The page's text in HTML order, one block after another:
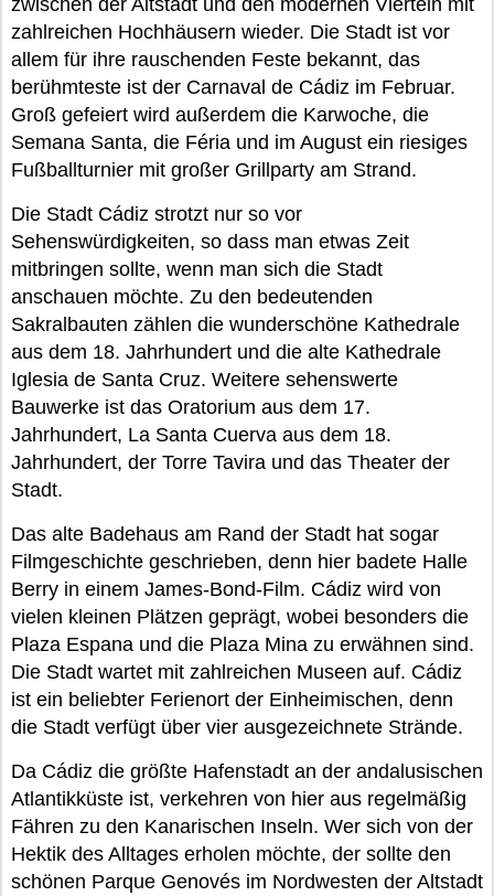
zahlreichen Hochhäusern wieder. Die Stadt ist vor
allem für ihre rauschenden Feste bekannt, das
berühmteste ist der Carnaval de Cádiz im Februar.
Groß gefeiert wird außerdem die Karwoche, die
Semana Santa, die Féria und im August ein riesiges
Fußballturnier mit großer Grillparty am Strand.
Die Stadt Cádiz strotzt nur so vor
Sehenswürdigkeiten, so dass man etwas Zeit
mitbringen sollte, wenn man sich die Stadt
anschauen möchte. Zu den bedeutenden
Sakralbauten zählen die wunderschöne Kathedrale
aus dem 18. Jahrhundert und die alte Kathedrale
Iglesia de Santa Cruz. Weitere sehenswerte
Bauwerke ist das Oratorium aus dem 17.
Jahrhundert, La Santa Cuerva aus dem 18.
Jahrhundert, der Torre Tavira und das Theater der
Stadt.
Das alte Badehaus am Rand der Stadt hat sogar
Filmgeschichte geschrieben, denn hier badete Halle
Berry in einem James-Bond-Film. Cádiz wird von
vielen kleinen Plätzen geprägt, wobei besonders die
Plaza Espana und die Plaza Mina zu erwähnen sind.
Die Stadt wartet mit zahlreichen Museen auf. Cádiz
ist ein beliebter Ferienort der Einheimischen, denn
die Stadt verfügt über vier ausgezeichnete Strände.
Da Cádiz die größte Hafenstadt an der andalusischen
Atlantikküste ist, verkehren von hier aus regelmäßig
Fähren zu den Kanarischen Inseln. Wer sich von der
Hektik des Alltages erholen möchte, der sollte den
schönen Parque Genovés im Nordwesten der Altstadt